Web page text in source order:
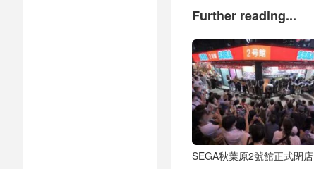
Further reading...
SEGA秋葉原2號館正式閉店